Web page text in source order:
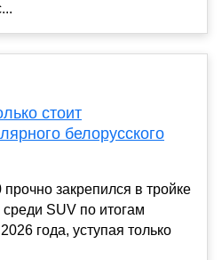
стоит
белорусского
закрепился в тройке
SUV по итогам
года, уступая только